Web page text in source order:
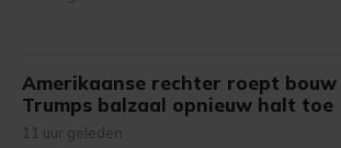
Amerikaanse rechter roept bouw
Trumps balzaal opnieuw halt toe
11 uur geleden